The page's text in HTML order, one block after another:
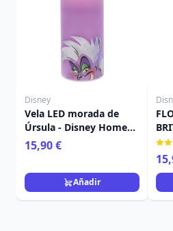
Disney
Vela LED morada de
Úrsula - Disney Home
Frangrance Collection
15,90 €
Añadir